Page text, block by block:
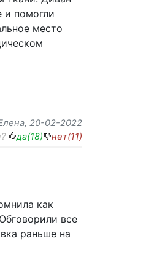
и помогли
место
, 20-02-2022
да(18) нет(11)
как
все
раньше на